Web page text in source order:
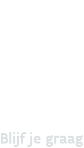
Blijf je